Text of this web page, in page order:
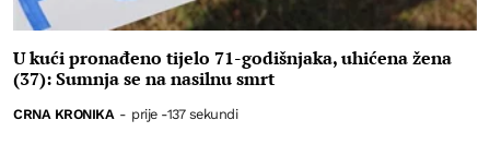
U kući pronađeno tijelo 71-godišnjaka, uhićena žena
(37): Sumnja se na nasilnu smrt
CRNA KRONIKA - prije -137 sekundi